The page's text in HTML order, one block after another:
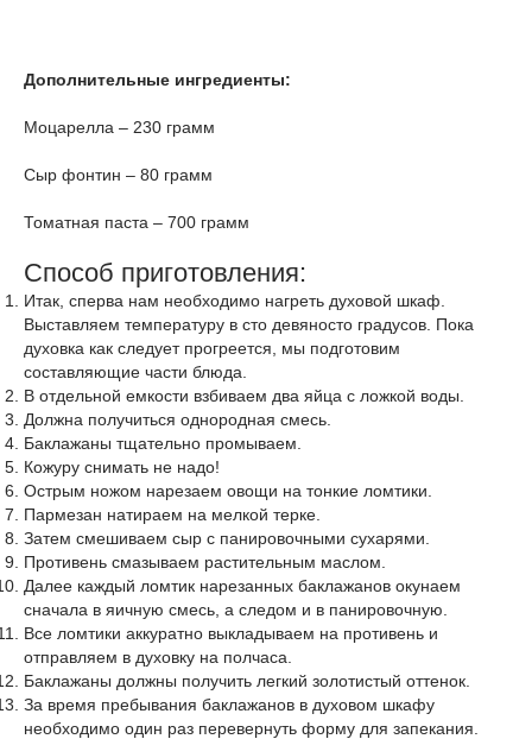
Дополнительные ингредиенты:
Моцарелла – 230 грамм
Сыр фонтин – 80 грамм
Томатная паста – 700 грамм
Способ приготовления:
Итак, сперва нам необходимо нагреть духовой шкаф.
Выставляем температуру в сто девяносто градусов. Пока
духовка как следует прогреется, мы подготовим
составляющие части блюда.
В отдельной емкости взбиваем два яйца с ложкой воды.
Должна получиться однородная смесь.
Баклажаны тщательно промываем.
Кожуру снимать не надо!
Острым ножом нарезаем овощи на тонкие ломтики.
Пармезан натираем на мелкой терке.
Затем смешиваем сыр с панировочными сухарями.
Противень смазываем растительным маслом.
Далее каждый ломтик нарезанных баклажанов окунаем
сначала в яичную смесь, а следом и в панировочную.
Все ломтики аккуратно выкладываем на противень и
отправляем в духовку на полчаса.
Баклажаны должны получить легкий золотистый оттенок.
За время пребывания баклажанов в духовом шкафу
необходимо один раз перевернуть форму для запекания.